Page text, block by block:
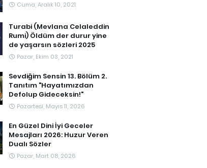
Cuma, Aralık 10, 2021
Turabi (Mevlana Celaleddin
Rumi) Öldüm der durur yine
de yaşarsın sözleri 2025
Pazar, Ekim 03, 2021
Sevdiğim Sensin 13. Bölüm 2.
Tanıtım "Hayatımızdan
Defolup Gideceksin!"
Pazartesi, Mayıs 11, 2026
En Güzel Dini İyi Geceler
Mesajları 2026: Huzur Veren
Dualı Sözler
Pazar, Mart 08, 2026